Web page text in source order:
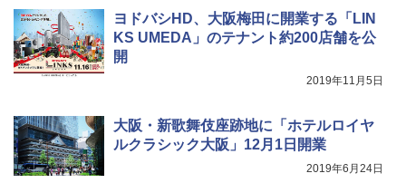
ヨドバシHD、大阪梅田に開業する「LIN
KS UMEDA」のテナント約200店舗を公
開
2019年11月5日
大阪・新歌舞伎座跡地に「ホテルロイヤ
ルクラシック大阪」12月1日開業
2019年6月24日